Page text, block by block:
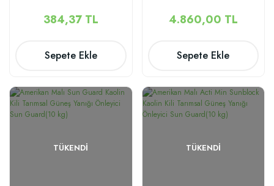
384,37 TL
Sepete Ekle
4.860,00 TL
Sepete Ekle
TÜKENDI TÜKENDI